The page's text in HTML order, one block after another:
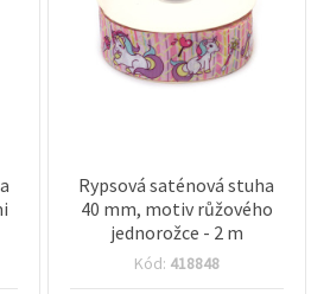
Rypsová saténová stuha
40 mm, motiv růžového
jednorožce - 2 m
Kód: 418848